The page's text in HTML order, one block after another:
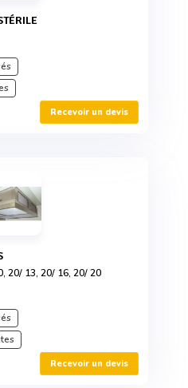
Recevoir un devis
20/ 13, 20/ 16, 20/ 20
Recevoir un devis